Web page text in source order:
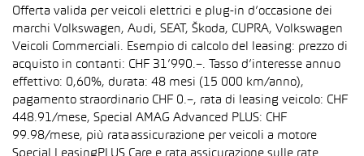
Offerta valida per veicoli elettrici e plug-in d’occasione dei
marchi Volkswagen, Audi, SEAT, Škoda, CUPRA, Volkswagen
Veicoli Commerciali. Esempio di calcolo del leasing: prezzo di
acquisto in contanti: CHF 31’990.–. Tasso d’interesse annuo
effettivo: 0,60%, durata: 48 mesi (15 000 km/anno),
pagamento straordinario CHF 0.–, rata di leasing veicolo: CHF
448.91/mese, Special AMAG Advanced PLUS: CHF
99.98/mese, più rata assicurazione per veicoli a motore
Special LeasingPLUS Care e rata assicurazione sulle rate